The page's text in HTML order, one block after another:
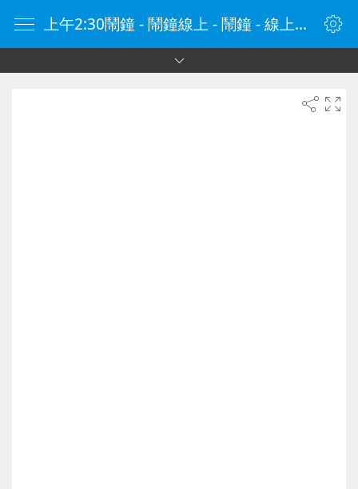
上午2:30鬧鐘 - 鬧鐘線上 - 鬧鐘 - 線上鬧鐘 - 在線鬧鐘 - 鬧鐘在線 - naozhong.tw